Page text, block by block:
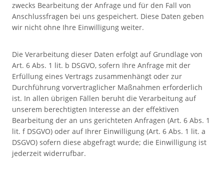
zwecks Bearbeitung der Anfrage und für den Fall von
Anschlussfragen bei uns gespeichert. Diese Daten geben
wir nicht ohne Ihre Einwilligung weiter.
Die Verarbeitung dieser Daten erfolgt auf Grundlage von
Art. 6 Abs. 1 lit. b DSGVO, sofern Ihre Anfrage mit der
Erfüllung eines Vertrags zusammenhängt oder zur
Durchführung vorvertraglicher Maßnahmen erforderlich
ist. In allen übrigen Fällen beruht die Verarbeitung auf
unserem berechtigten Interesse an der effektiven
Bearbeitung der an uns gerichteten Anfragen (Art. 6 Abs. 1
lit. f DSGVO) oder auf Ihrer Einwilligung (Art. 6 Abs. 1 lit. a
DSGVO) sofern diese abgefragt wurde; die Einwilligung ist
jederzeit widerrufbar.